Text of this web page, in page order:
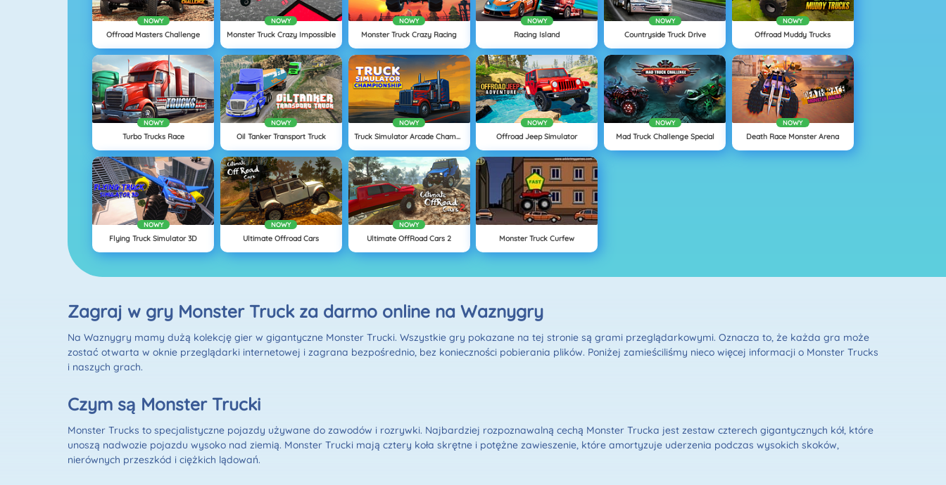
NOWY
Offroad Masters Challenge
NOWY
Monster Truck Crazy Impossible
NOWY
Monster Truck Crazy Racing
NOWY
Racing Island
NOWY
Countryside Truck Drive
NOWY
Offroad Muddy Trucks
NOWY
Turbo Trucks Race
NOWY
Oil Tanker Transport Truck
NOWY
Truck Simulator Arcade Championship
NOWY
Offroad Jeep Simulator
NOWY
Mad Truck Challenge Special
NOWY
Death Race Monster Arena
NOWY
Flying Truck Simulator 3D
NOWY
Ultimate Offroad Cars
NOWY
Ultimate OffRoad Cars 2 Monster Truck Curfew
Zagraj w gry Monster Truck za darmo online na Waznygry
Na Waznygry mamy dużą kolekcję gier w gigantyczne Monster Trucki. Wszystkie gry pokazane na tej stronie są grami przeglądarkowymi. Oznacza to, że każda gra może
zostać otwarta w oknie przeglądarki internetowej i zagrana bezpośrednio, bez konieczności pobierania plików. Poniżej zamieściliśmy nieco więcej informacji o Monster Trucks
i naszych grach.
Czym są Monster Trucki
Monster Trucks to specjalistyczne pojazdy używane do zawodów i rozrywki. Najbardziej rozpoznawalną cechą Monster Trucka jest zestaw czterech gigantycznych kół, które
unoszą nadwozie pojazdu wysoko nad ziemią. Monster Trucki mają cztery koła skrętne i potężne zawieszenie, które amortyzuje uderzenia podczas wysokich skoków,
nierównych przeszkód i ciężkich lądowań.